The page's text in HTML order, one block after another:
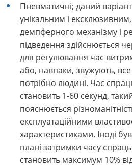
Пневматичні; даний
унікальним і
демпферного механізму і
підведення здійснюється
для регулювання час
або, навпаки, звужують,
потрібно людині. Час
становить 1-60 секунд,
пояснюється
експлуатаційними
характеристиками. Іноді
плані затримки часу
становить максимум 10%